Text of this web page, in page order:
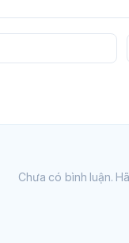
Chưa có bình luận.